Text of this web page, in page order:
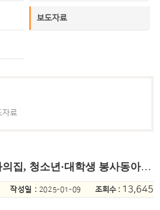
보도자료
자료
광주 일곡청소년문화의집, 청소년·대학생 봉사동아리와 함께 나눔 실천
작성일 : 2025-01-09 조회수 : 13,645